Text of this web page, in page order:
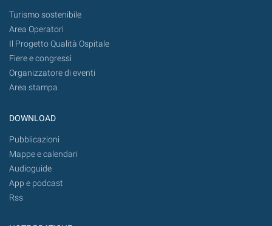
Turismo sostenibile
Area Operatori
Il Progetto Qualità Ospitale
Fiere e congressi
Organizzatore di eventi
Area stampa
DOWNLOAD
Pubblicazioni
Mappe e calendari
Audioguide
App e podcast
Rss